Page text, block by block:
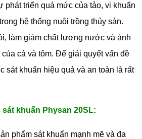
phát triển quá mức của tảo, vi khuẩn
hệ thống nuôi trồng thủy sản.
làm giảm chất lượng nước và ảnh
cá và tôm. Để giải quyết vấn đề
sát khuẩn hiệu quả và an toàn là rất
khuẩn Physan 20SL:
phẩm sát khuẩn mạnh mẽ và đa